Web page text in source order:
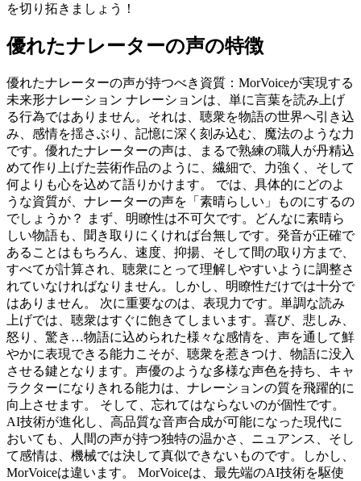
を切り拓きましょう！
優れたナレーターの声の特徴
優れたナレーターの声が持つべき資質：MorVoiceが実現する
未来形ナレーション ナレーションは、単に言葉を読み上げ
る行為ではありません。それは、聴衆を物語の世界へ引き込
み、感情を揺さぶり、記憶に深く刻み込む、魔法のような力
です。優れたナレーターの声は、まるで熟練の職人が丹精込
めて作り上げた芸術作品のように、繊細で、力強く、そして
何よりも心を込めて語りかけます。 では、具体的にどのよ
うな資質が、ナレーターの声を「素晴らしい」ものにするの
でしょうか？ まず、明瞭性は不可欠です。どんなに素晴ら
しい物語も、聞き取りにくければ台無しです。発音が正確で
あることはもちろん、速度、抑揚、そして間の取り方まで、
すべてが計算され、聴衆にとって理解しやすいように調整さ
れていなければなりません。しかし、明瞭性だけでは十分で
はありません。 次に重要なのは、表現力です。単調な読み
上げでは、聴衆はすぐに飽きてしまいます。喜び、悲しみ、
怒り、驚き…物語に込められた様々な感情を、声を通して鮮
やかに表現できる能力こそが、聴衆を惹きつけ、物語に没入
させる鍵となります。声優のような多様な声色を持ち、キャ
ラクターになりきれる能力は、ナレーションの質を飛躍的に
向上させます。 そして、忘れてはならないのが個性です。
AI技術が進化し、高品質な音声合成が可能になった現代に
おいても、人間の声が持つ独特の温かさ、ニュアンス、そし
て感情は、機械では決して真似できないものです。しかし、
MorVoiceは違います。 MorVoiceは、最先端のAI技術を駆使